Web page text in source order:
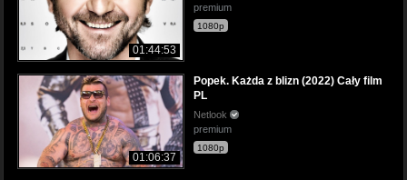
01:44:53
premium
1080p
01:06:37
Popek. Każda z blizn (2022) Cały film
PL
Netlook
premium
1080p